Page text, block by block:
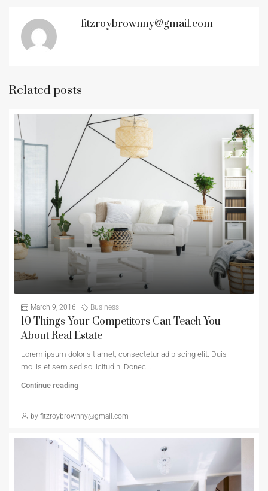
fitzroybrownny@gmail.com
Related posts
March 9, 2016 Business
10 Things Your Competitors Can Teach You
About Real Estate
Lorem ipsum dolor sit amet, consectetur adipiscing elit. Duis
mollis et sem sed sollicitudin. Donec...
Continue reading
by fitzroybrownny@gmail.com